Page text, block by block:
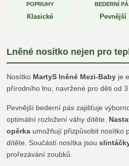
POPRUHY
Klasické
BEDERNÍ
Pevnější
Lněné nosítko nejen pro
Nosítko MartyS lněné Mezi-Baby je
přírodního lnu, navržené pro děti od 3
Pevnější bederní pás zajišťuje
optimální rozložení váhy dítěte.
opěrka umožňují přizpůsobit nosítko
dítěte. Součástí nosítka jsou
prořezávání zoubků.